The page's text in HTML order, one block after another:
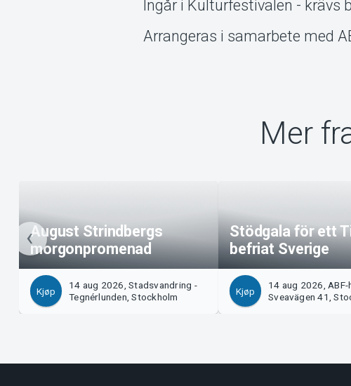
Ingår i Kulturfestivalen - krävs
Arrangeras i samarbete med
Mer
August Strindbergs
morgonpromenad
Kjøp
14 aug 2026, Stadsvandring -
Tegnérlunden, Stockholm
Stödgala för ett
befriat Sverige
Kjøp
14 aug 2026, ABF-
Sveavägen 41,